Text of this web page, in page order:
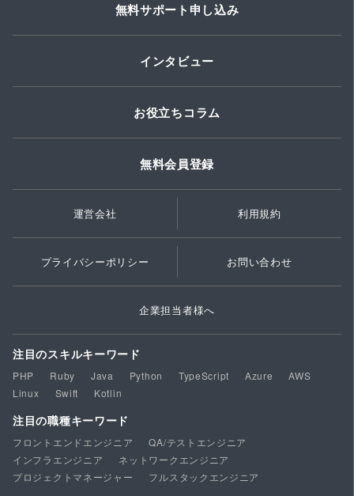
無料サポート申し込み
インタビュー
お役立ちコラム
無料会員登録
運営会社 利用規約
プライバシーポリシー お問い合わせ
企業担当者様へ
注目のスキルキーワード
PHP Ruby Java Python TypeScript Azure
AWS
Linux
Swift Kotlin
注目の職種キーワード
フロントエンドエンジニア
QA/テストエンジニア
インフラエンジニア
ネットワークエンジニア
プロジェクトマネージャー
フルスタックエンジニア